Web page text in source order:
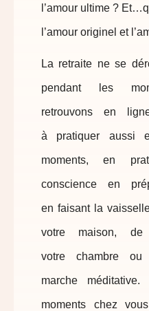
l’amour ultime ?
l’amour originel et
La retraite ne se
pendant les
retrouvons en
à pratiquer aussi
moments, en
conscience en
en faisant la
votre maison,
votre chambre
marche
moments chez